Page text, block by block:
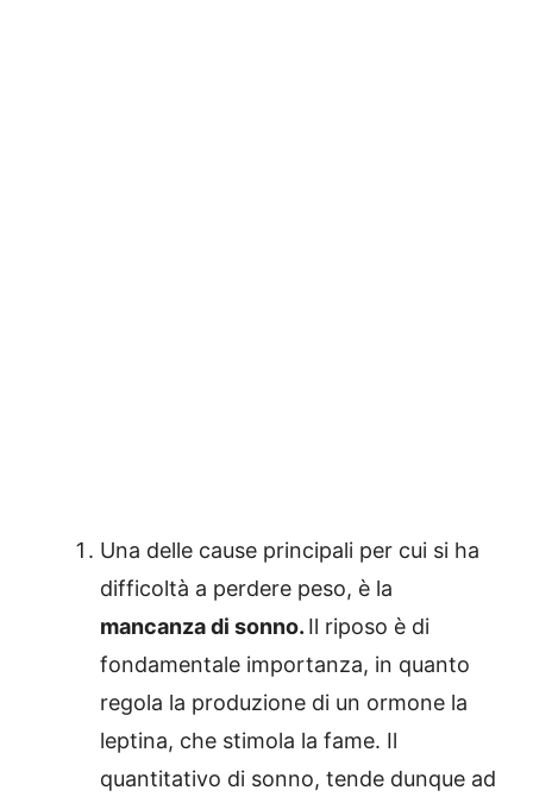
Una delle cause principali per cui si ha
difficoltà a perdere peso, è la
mancanza di sonno. Il riposo è di
fondamentale importanza, in quanto
regola la produzione di un ormone la
leptina, che stimola la fame. Il
quantitativo di sonno, tende dunque ad